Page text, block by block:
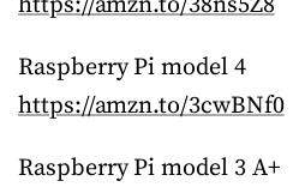
Raspberry Pi model 4
https://amzn.to/3cwBNf0
Raspberry Pi model 3 A+